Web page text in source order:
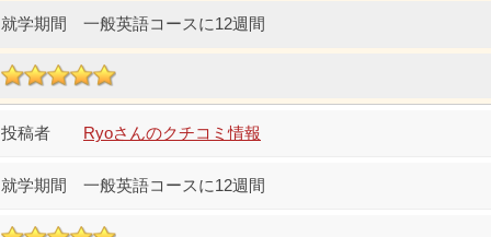
一般英語コースに12週間
Ryoさんのクチコミ情報
一般英語コースに12週間